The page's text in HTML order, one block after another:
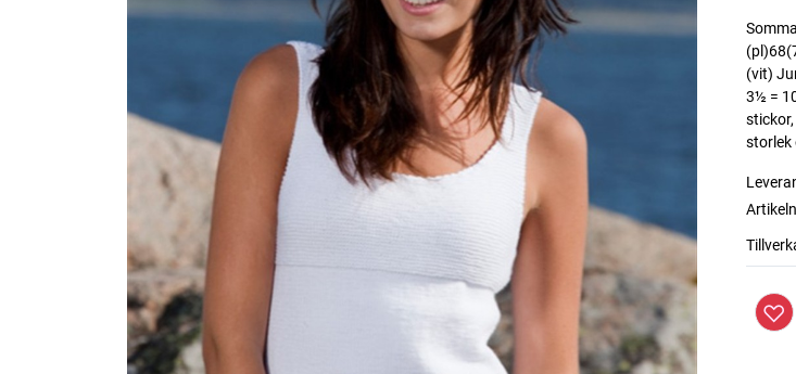
(vit)
3½ =
storlek